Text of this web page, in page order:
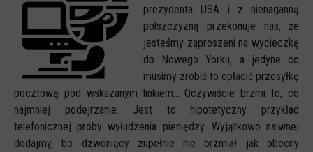
prezydenta USA i z nienaganną
polszczyzną przekonuje nas, że
jesteśmy zaproszeni na wycieczkę
do Nowego Yorku, a jedyne co
musimy zrobić to opłacić przesyłkę
pocztową pod wskazanym linkiem... Oczywiście brzmi to, co
najmniej podejrzanie. Jest to hipotetyczny przykład
telefonicznej próby wyłudzenia pieniędzy. Wyjątkowo naiwnej
dodajmy, bo dzwoniący zupełnie nie brzmiał jak obecny